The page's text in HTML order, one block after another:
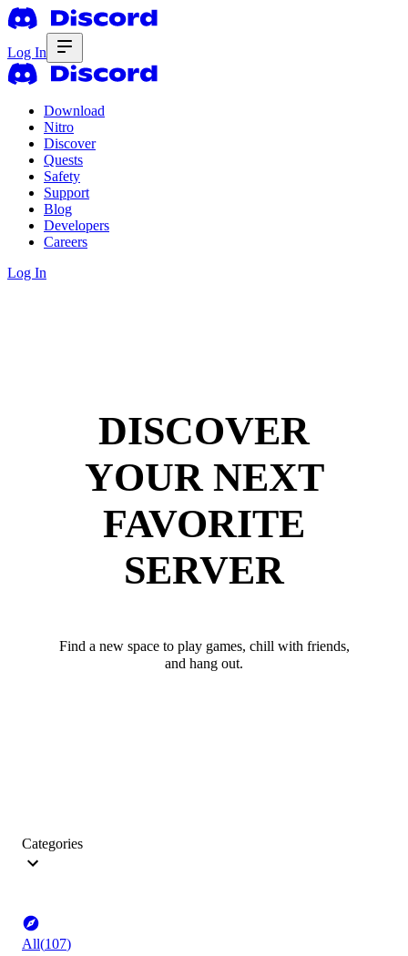
Log In
Download
Nitro
Discover
Quests
Safety
Support
Blog
Developers
Careers
Log In
DISCOVER
YOUR NEXT
FAVORITE
SERVER
Find a new space to play games, chill with friends,
and hang out.
Categories
All(107)